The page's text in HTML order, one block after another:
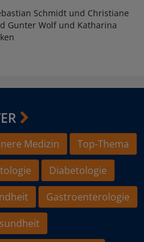
Schmidt und Christiane
Gunter Wolf und Katharina
Medizin
Top-Thema
Diabetologie
Gastroenterologie